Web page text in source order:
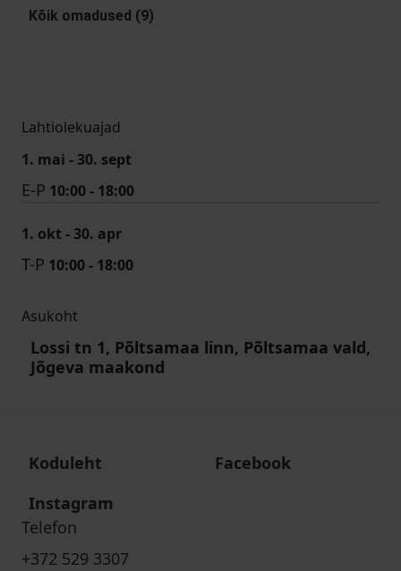
Kõik omadused (9)
Lahtiolekuajad
1. mai - 30. sept
E-P 10:00 - 18:00
1. okt - 30. apr
T-P 10:00 - 18:00
Asukoht
Lossi tn 1, Põltsamaa linn, Põltsamaa vald,
Jõgeva maakond
Koduleht
Facebook
Instagram
Telefon
+372 529 3307